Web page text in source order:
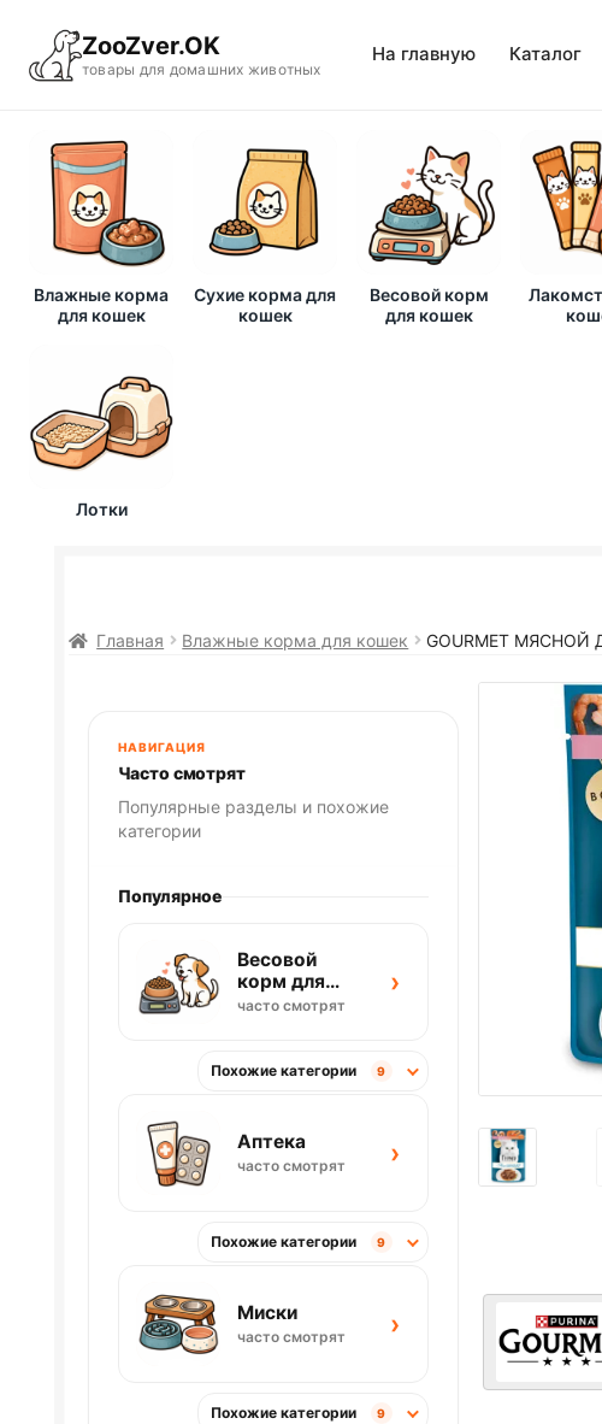
ZooZver.OK
товары для домашних животных
На главную Каталог
Влажные корма
для кошек
Сухие корма для
кошек
Весовой корм
для кошек
Лотки
Главная Влажные корма для кошек GOURMET
НАВИГАЦИЯ
Часто смотрят
Популярные разделы и похожие
категории
Популярное
Весовой
корм для
собак
часто смотрят
›
Похожие категории 9
Аптека
часто смотрят ›
Похожие категории 9
Миски
часто смотрят ›
Похожие категории 9